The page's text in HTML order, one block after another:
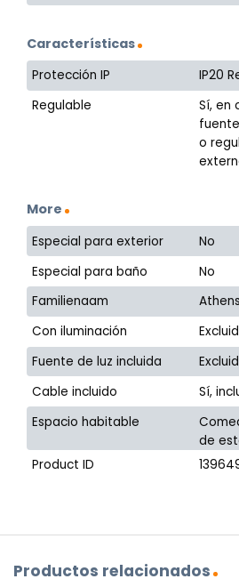
Características
Protección IP
IP20
Regulable
Sí, en
o
More
Especial para exterior
No
Especial para baño
No
Familienaam
Athens
Con iluminación
Fuente de luz incluida
Cable incluido
Sí,
Espacio habitable
de
Product ID
Productos relacionados